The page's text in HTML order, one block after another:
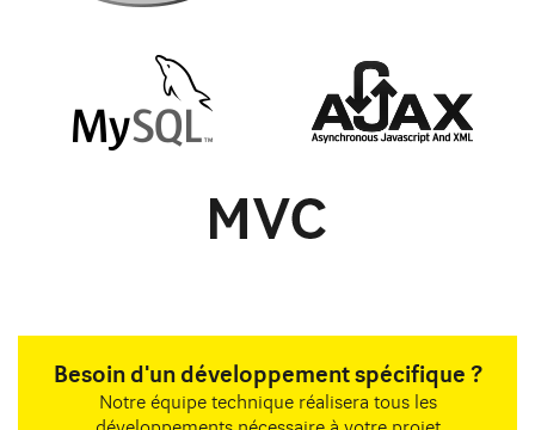
Besoin d'un développement spécifique ?
Notre équipe technique réalisera tous les